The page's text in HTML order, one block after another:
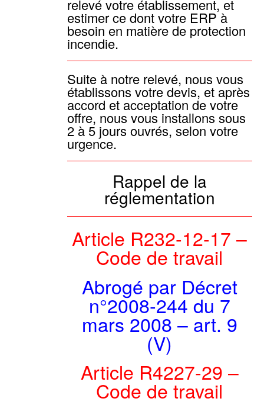
relevé votre établissement, et
estimer ce dont votre ERP à
besoin en matière de protection
incendie.
Suite à notre relevé, nous vous
établissons votre devis, et après
accord et acceptation de votre
offre, nous vous installons sous
2 à 5 jours ouvrés, selon votre
urgence.
Rappel de la
réglementation
Article R232-12-17 –
Code de travail
Abrogé par Décret
n°2008-244 du 7
mars 2008 – art. 9
(V)
Article R4227-29 –
Code de travail